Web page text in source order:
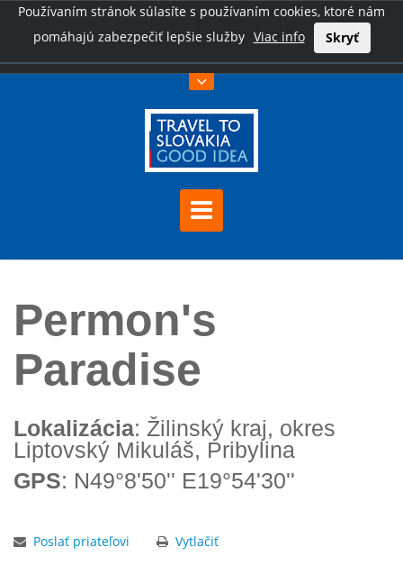
Používaním stránok súlasíte s používaním cookies, ktoré nám
pomáhajú zabezpečiť lepšie služby Viac info Skryť
Permon's
Paradise
Lokalizácia: Žilinský kraj, okres
Liptovský Mikuláš, Pribylina
GPS: N49°8'50'' E19°54'30''
Poslať priateľovi Vytlačiť